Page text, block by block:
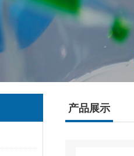
产品展示